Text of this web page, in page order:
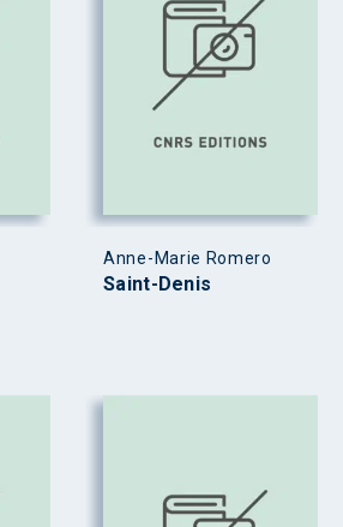
Anne-Marie Romero
Saint-Denis